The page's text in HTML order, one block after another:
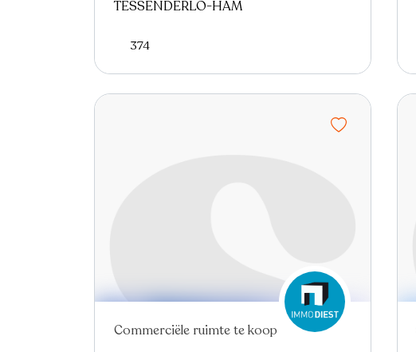
TESSENDERLO-HAM
374
Virtual tour
Commerciële ruimte te koop